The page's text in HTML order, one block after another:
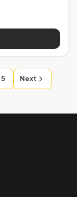
5 Next